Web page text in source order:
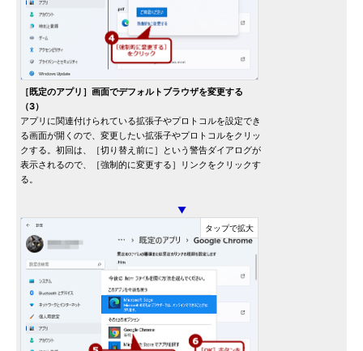
［既定のアプリ］画面でデフォルトブラウザを変更する
（3）
アプリに関連付けられている拡張子やプロトコルを設定でき
る画面が開くので、変更したい拡張子やプロトコルをクリッ
クする。初回は、［切り替え前に］という警告ダイアログが
表示されるので、［強制的に変更する］リンクをクリックす
る。
▼